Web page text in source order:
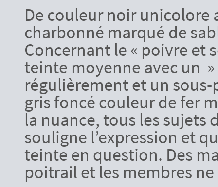
De couleur noir unicolore
charbonné marqué de
Concernant le « poivre et
teinte moyenne avec un
régulièrement et un
gris foncé couleur de fer
la nuance, tous les
souligne l’expression et
teinte en question. Des
poitrail et les membres